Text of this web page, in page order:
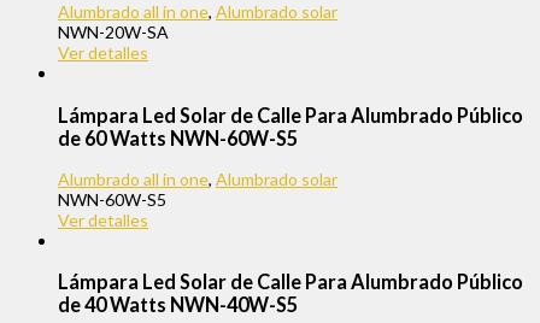
Alumbrado all in one, Alumbrado solar
NWN-20W-SA
Ver detalles
Lámpara Led Solar de Calle Para Alumbrado Público
de 60 Watts NWN-60W-S5
Alumbrado all in one, Alumbrado solar
NWN-60W-S5
Ver detalles
Lámpara Led Solar de Calle Para Alumbrado Público
de 40 Watts NWN-40W-S5